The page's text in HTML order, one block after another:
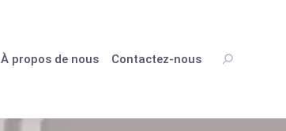
À propos de nous Contactez-nous